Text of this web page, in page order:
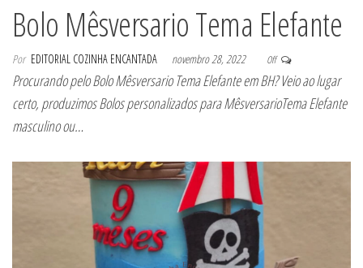
Bolo Mêsversario Tema Elefante
Por EDITORIAL COZINHA ENCANTADA novembro 28, 2022 Off
Procurando pelo Bolo Mêsversario Tema Elefante em BH? Veio ao lugar
certo, produzimos Bolos personalizados para MêsversarioTema Elefante
masculino ou…